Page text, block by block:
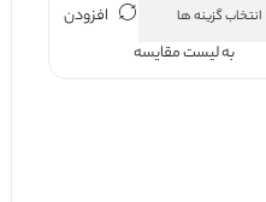
انتخاب گزینه ها
افزودن
به لیست مقایسه